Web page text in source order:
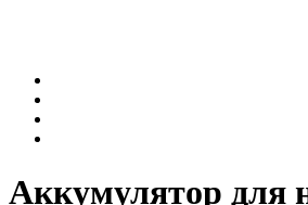
Аккумулятор для